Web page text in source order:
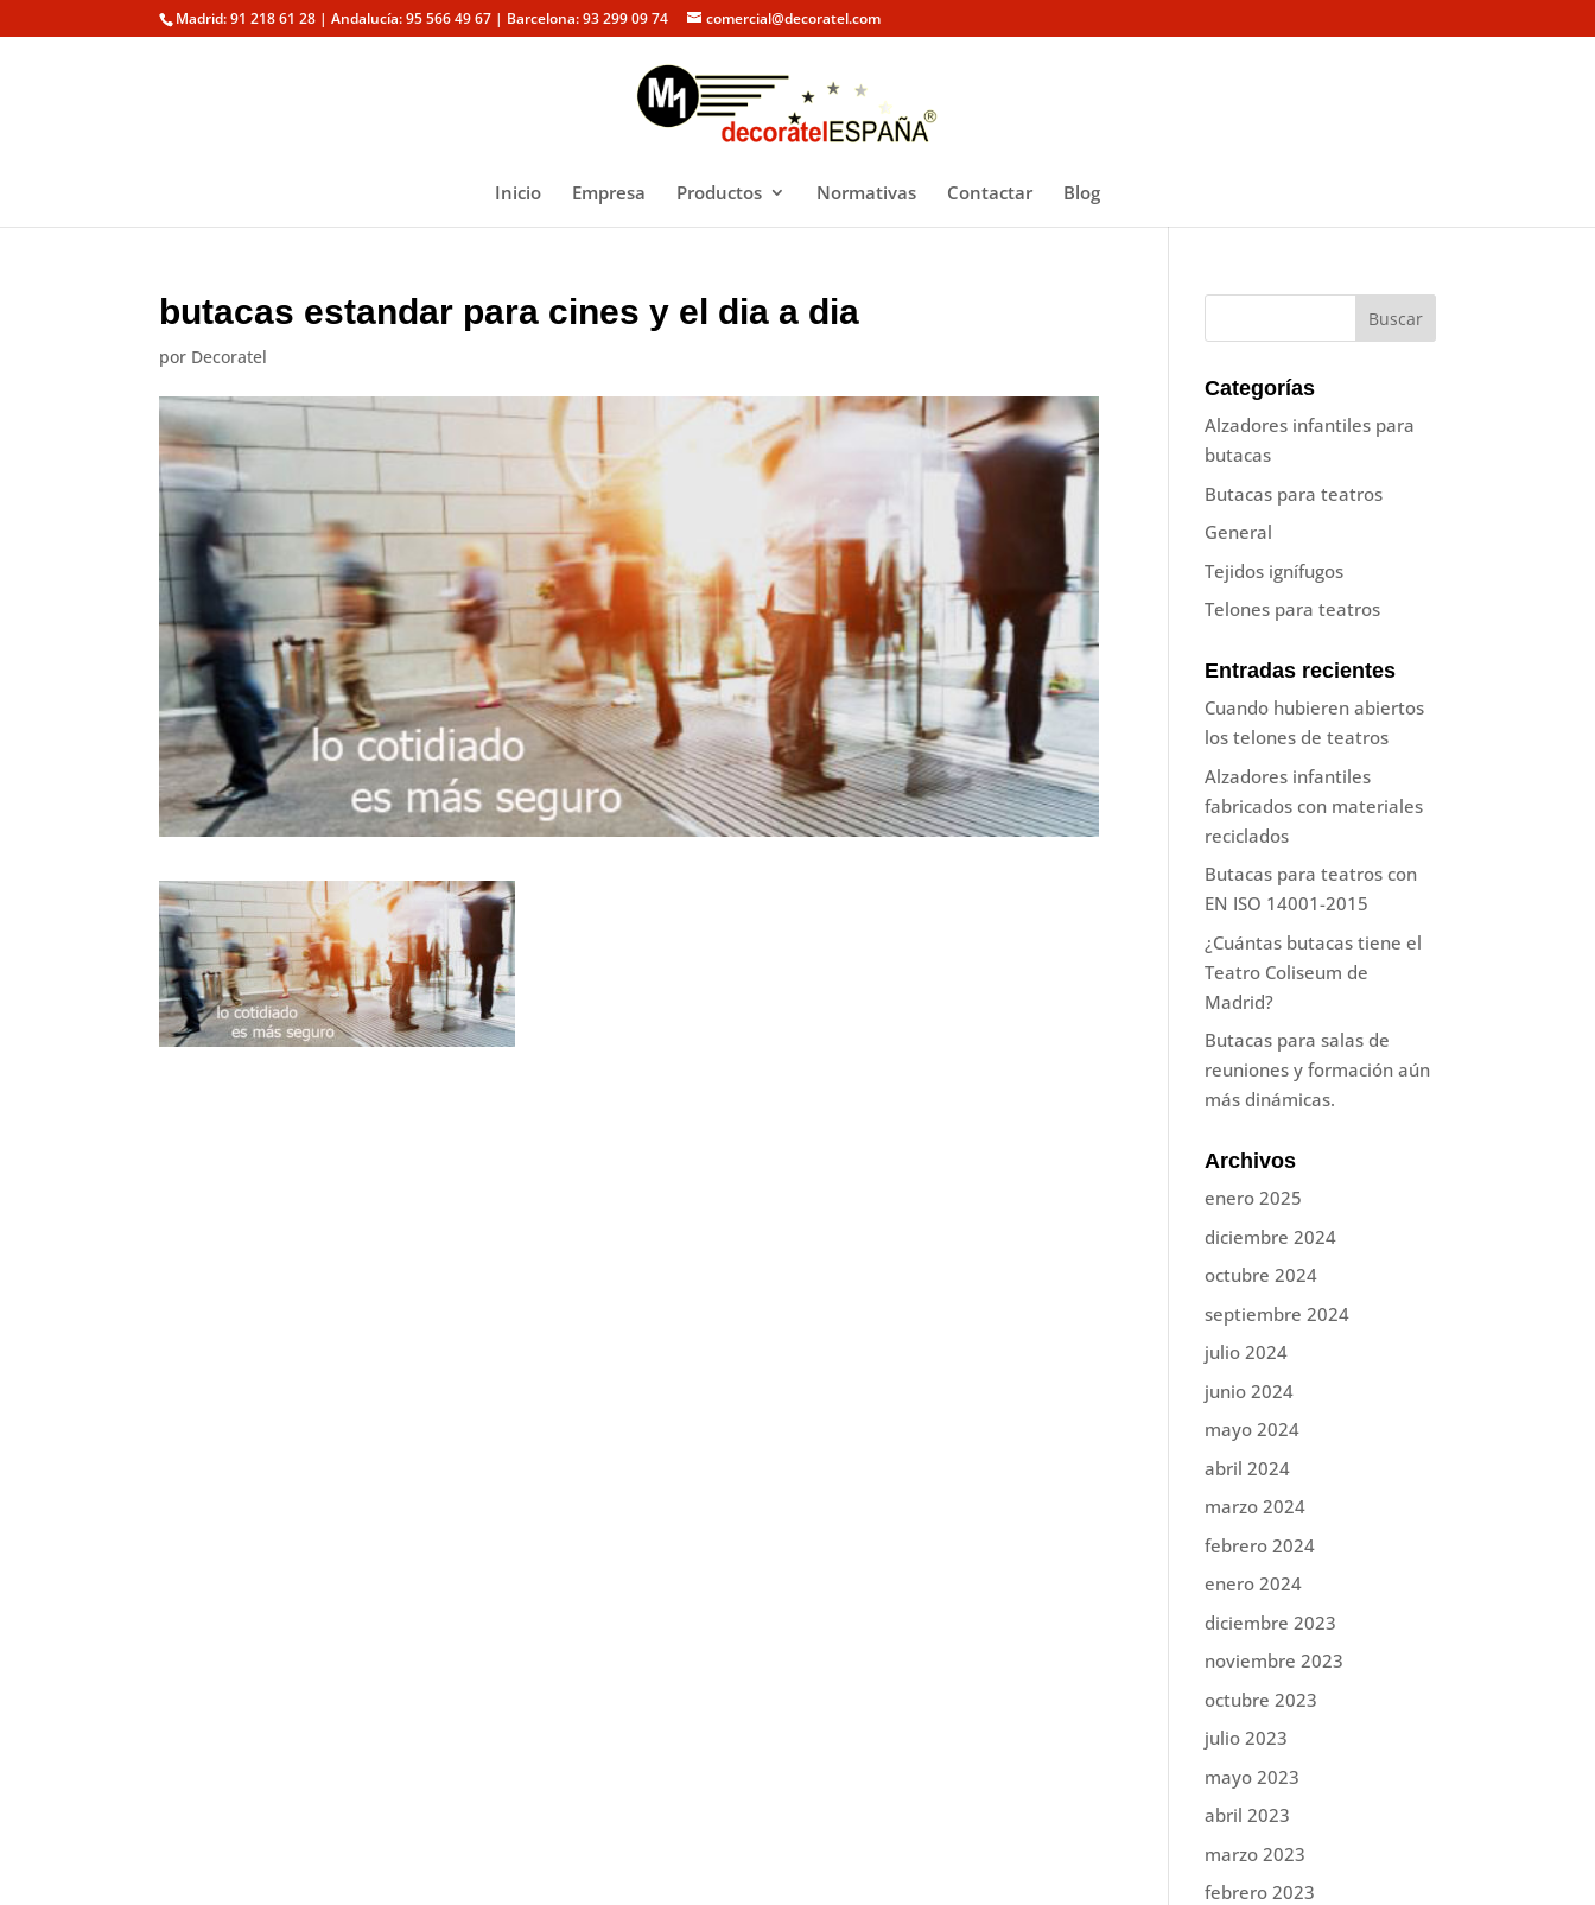
Madrid: 91 218 61 28 | Andalucía: 95 566 49 67 | Barcelona: 93 299 09 74 comercial@decoratel.com
Inicio Empresa Productos Normativas Contactar Blog
butacas estandar para cines y el dia a dia
por Decoratel
Categorías
Alzadores infantiles para
butacas
Butacas para teatros
General
Tejidos ignífugos
Telones para teatros
Entradas recientes
Cuando hubieren abiertos
los telones de teatros
Alzadores infantiles
fabricados con materiales
reciclados
Butacas para teatros con
EN ISO 14001-2015
¿Cuántas butacas tiene el
Teatro Coliseum de
Madrid?
Butacas para salas de
reuniones y formación aún
más dinámicas.
Archivos
enero 2025
diciembre 2024
octubre 2024
septiembre 2024
julio 2024
junio 2024
mayo 2024
abril 2024
marzo 2024
febrero 2024
enero 2024
diciembre 2023
noviembre 2023
octubre 2023
julio 2023
mayo 2023
abril 2023
marzo 2023
febrero 2023